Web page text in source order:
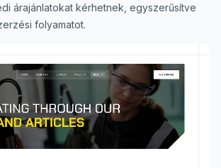
árajánlatokat kérhetnek, egyszerűsítve
folyamatot.